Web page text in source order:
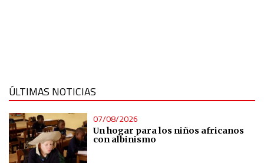
ÚLTIMAS NOTICIAS
07/08/2026
Un hogar para los niños africanos
con albinismo